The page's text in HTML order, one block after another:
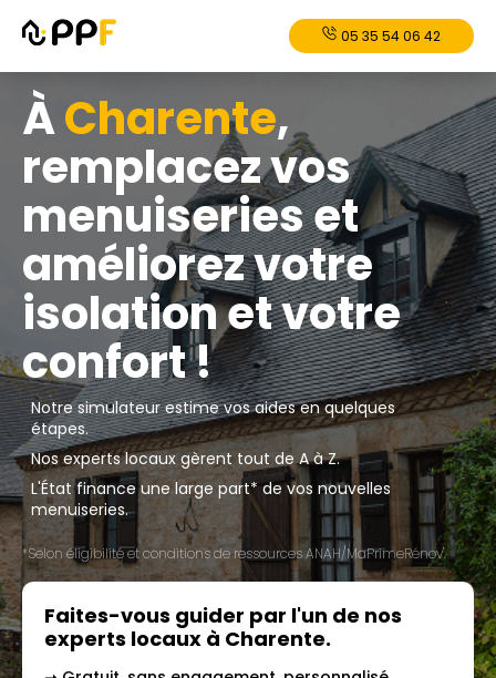
05 35 54 06 42
ÀCharente,
remplacez vos
menuiseries et
améliorez votre
isolation et votre
confort !
Notre simulateur estime vos aides en quelques
étapes.
Nos experts locaux gèrent tout de A à Z.
L'État finance une large part* de vos nouvelles
menuiseries.
*Selon éligibilité et conditions de ressources ANAH/MaPrimeRénov'.
Faites-vous guider par l'un de nos
experts locaux à Charente.